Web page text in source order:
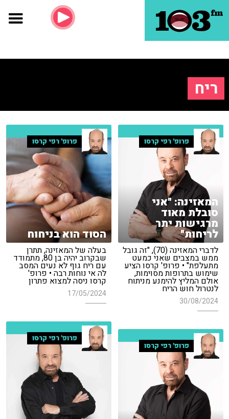
ריח
פרופ' רפי קרסו
המאזינה: "אני
סובלת מאוד
מרגישות יתר
לריחות"
לדברי המאזינה (70), "זה גובל
ממש במצבים שאני כמעט
מתעלפת" • פרופ' קרסו הציע
שימוש בתרופות מסוימות,
אולם המליץ להימנע מניתוח
לנטרול חוש הריח
30/08/2024
פרופ' רפי קרסו
הסוד הוא בניחוח
בעלה של המאזינה, תתרן
שבקרוב יהיה בן 80, מתמודד
עם ריח גוף לא נעים המסב
לה אי נוחות רבה • פרופ'
קרסו ניסה למצוא פתרון
17/05/2024
פרופ' רפי קרסו
פרופ' רפי קרסו